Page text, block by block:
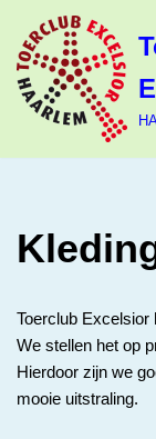
Ga
naar
de
Toerclub Excelsior
We stellen het op
Hierdoor zijn we
mooie uitstraling.